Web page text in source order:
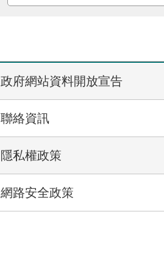
政府網站資料開放宣告
聯絡資訊
隱私權政策
網路安全政策